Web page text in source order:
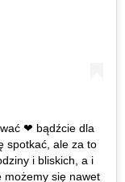
❤ bądźcie dla
spotkać, ale za to
i bliskich, a i
możemy się nawet